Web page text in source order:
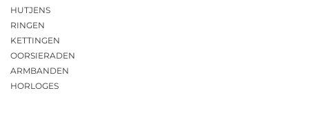
HUTJENS
RINGEN
KETTINGEN
OORSIERADEN
ARMBANDEN
HORLOGES